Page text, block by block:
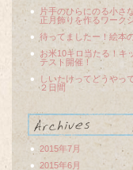
片手のひらにのる小さ
正月飾りを作るワーク
待ってましたー！絵本
お米10キロ当たる！キ
テスト開催！
しいたけってどうやっ
２日間
2015年7月
2015年6月